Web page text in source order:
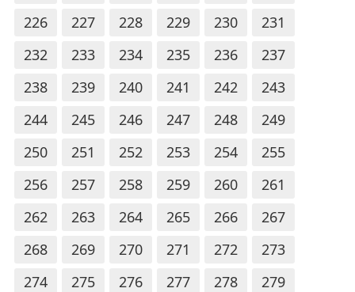
226
227 228 229 230
231
232
233 234 235 236
237
238
239 240 241 242
243
244
245 246 247 248
249
250
251 252 253 254
255
256
257 258 259 260
261
262
263 264 265 266
267
268
269 270 271 272
273
274
275 276 277 278
279